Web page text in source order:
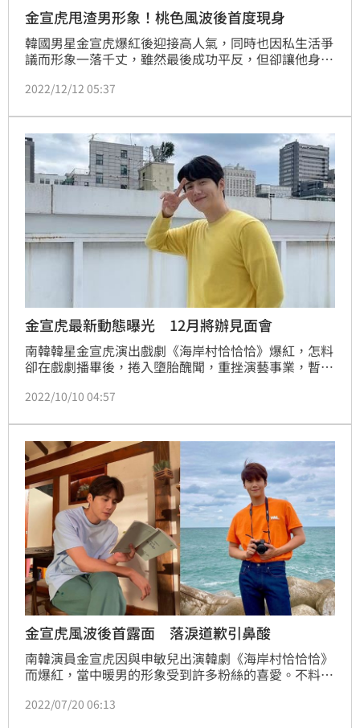
金宣虎甩渣男形象！桃色風波後首度現身
韓國男星金宣虎爆紅後迎接高人氣，同時也因私生活爭
議而形象一落千丈，雖然最後成功平反，但卻讓他身心
川機場，準備出發到日本名古屋參加亞洲明星盛典
愛心，似是準備好重返演藝圈。
2022/12/12 05:37
金宣虎最新動態曝光 12月將辦見面會
南韓韓星金宣虎演出戲劇《海岸村恰恰恰》爆紅，怎料
卻在戲劇播畢後，捲入墮胎醜聞，重挫演藝事業，暫別
今（10）日身邊工作人員發文更新近況，PO出他貼心
相當激動。
2022/10/10 04:57
金宣虎風波後首露面 落淚道歉引鼻酸
南韓演員金宣虎因與申敏兒出演韓劇《海岸村恰恰恰》
而爆紅，當中暖男的形象受到許多粉絲的喜愛。不料在
甚至逼迫墮胎等負面傳聞，雖不知情人示替金宣虎緩頰
2022/07/20 06:13